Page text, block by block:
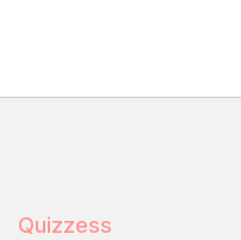
Quizzess